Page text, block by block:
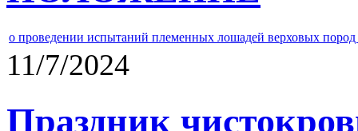
о проведении испытаний племенных лошадей верховых
11/7/2024
Праздник